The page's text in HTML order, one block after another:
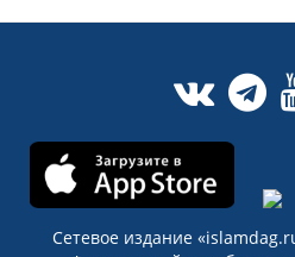
Сетевое издание